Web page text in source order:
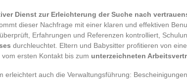
Dienst zur Erleichterung der Suche nach
dieser Nachfrage mit einer klaren und effektiven
Erfahrungen und Referenzen kontrolliert,
durchleuchtet. Eltern und Babysitter profitieren von
vom ersten Kontakt bis zum unterzeichneten
erleichtert auch die Verwaltungsführung: